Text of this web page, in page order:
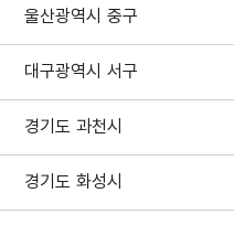
울산광역시 중구
대구광역시 서구
경기도 과천시
경기도 화성시